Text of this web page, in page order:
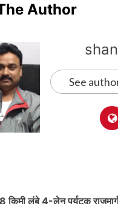
Author
See
किमी लंबे 4-लेन पर्यटक